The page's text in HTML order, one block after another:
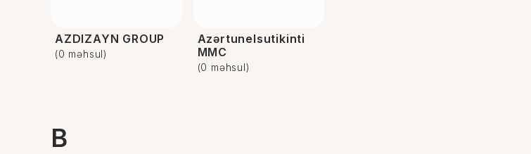
AZDIZAYN GROUP
(0 məhsul)
Azərtunelsutikinti
MMC
(0 məhsul)
B